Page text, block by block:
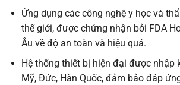
Ứng dụng các công nghệ y học và
thế giới, được chứng nhận bởi FDA
Âu về độ an toàn và hiệu quả.
Hệ thống thiết bị hiện đại được nhập
Mỹ, Đức, Hàn Quốc, đảm bảo đáp